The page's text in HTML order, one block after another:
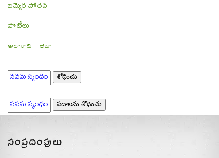
బమ్మెర పోతన
పోటీలు
అకారాది - తెభా
సంప్రదింపులు